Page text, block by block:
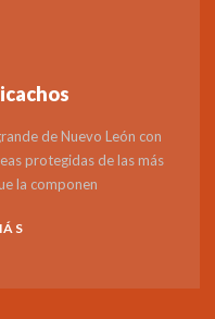
de Nuevo León con
protegidas de las más
la componen